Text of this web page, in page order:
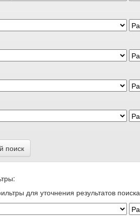
поиск
для уточнения результатов